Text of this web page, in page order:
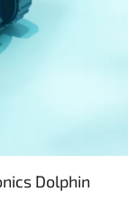
Dolphin